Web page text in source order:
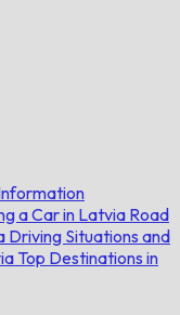
a Car in Latvia Road
Driving Situations and
Top Destinations in